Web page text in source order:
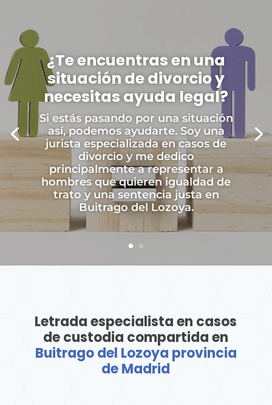
¿Te encuentras en una
situación de divorcio y
necesitas ayuda legal?
Si estás pasando por una situación
así, podemos ayudarte. Soy una
jurista especializada en casos de
divorcio y me dedico
principalmente a representar a
hombres que quieren igualdad de
trato y una sentencia justa en
Buitrago del Lozoya.
Letrada especialista en casos
de custodia compartida en
Buitrago del Lozoya provincia
de Madrid